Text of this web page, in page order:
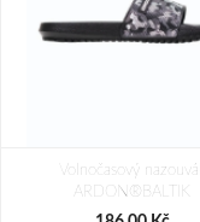
929,00 Kč
Volnočasový nazouvák
ARDON®BALTIK